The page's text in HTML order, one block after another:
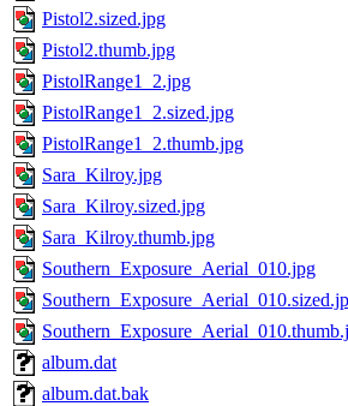
Pistol2.sized.jpg
Pistol2.thumb.jpg
PistolRange1_2.jpg
PistolRange1_2.sized.jpg
PistolRange1_2.thumb.jpg
Sara_Kilroy.jpg
Sara_Kilroy.sized.jpg
Sara_Kilroy.thumb.jpg
Southern_Exposure_Aerial_010.jpg
album.dat
album.dat.bak